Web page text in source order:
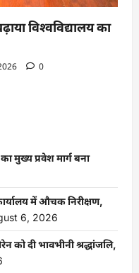
विश्वविद्यालय का
0
मुख्य प्रवेश मार्ग बना
में औचक निरीक्षण,
6, 2026
को दी भावभीनी श्रद्धांजलि,